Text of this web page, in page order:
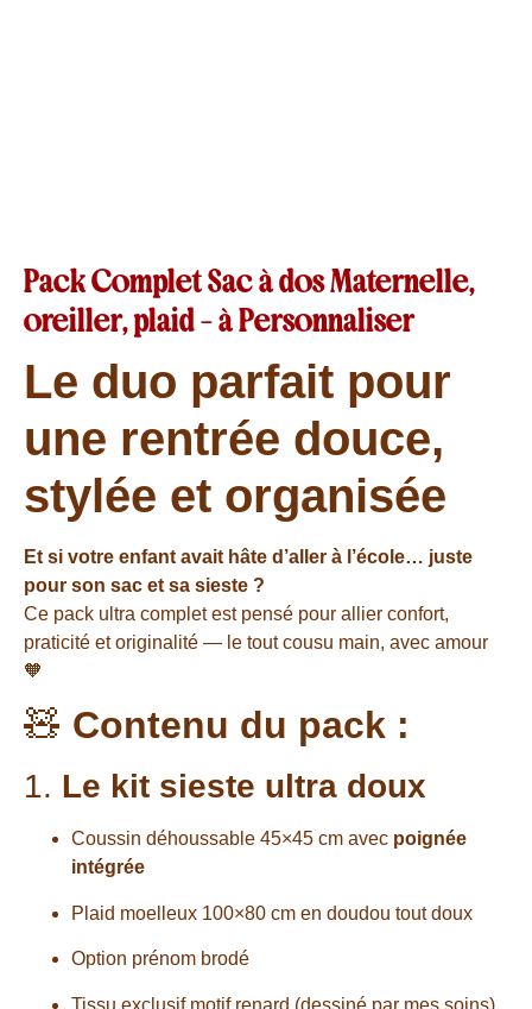
Pack Complet Sac à dos Maternelle,
oreiller, plaid – à Personnaliser
Le duo parfait pour
une rentrée douce,
stylée et organisée
Et si votre enfant avait hâte d’aller à l’école… juste
pour son sac et sa sieste ?
Ce pack ultra complet est pensé pour allier confort,
praticité et originalité — le tout cousu main, avec amour
🧡
🧸 Contenu du pack :
1. Le kit sieste ultra doux
Coussin déhoussable 45×45 cm avec poignée
intégrée
Plaid moelleux 100×80 cm en doudou tout doux
Option prénom brodé
Tissu exclusif motif renard (dessiné par mes soins)